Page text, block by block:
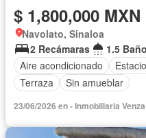
$ 1,800,000 MXN
Navolato, Sinaloa
2 Recámaras
1.5
Aire acondicionado
Terraza
Sin amueblar
23/06/2026 en - Inmobiliaria